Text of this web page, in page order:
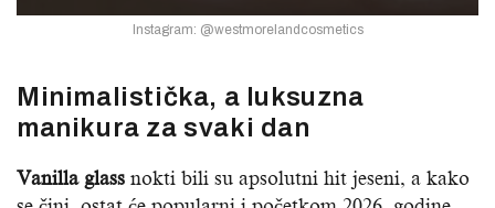
Instagram: @westmorelandcosmetics
Minimalistička, a luksuzna
manikura za svaki dan
Vanilla glass nokti bili su apsolutni hit jeseni, a kako